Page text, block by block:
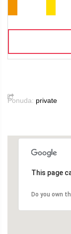
Ponuda: private
This page
Do you own